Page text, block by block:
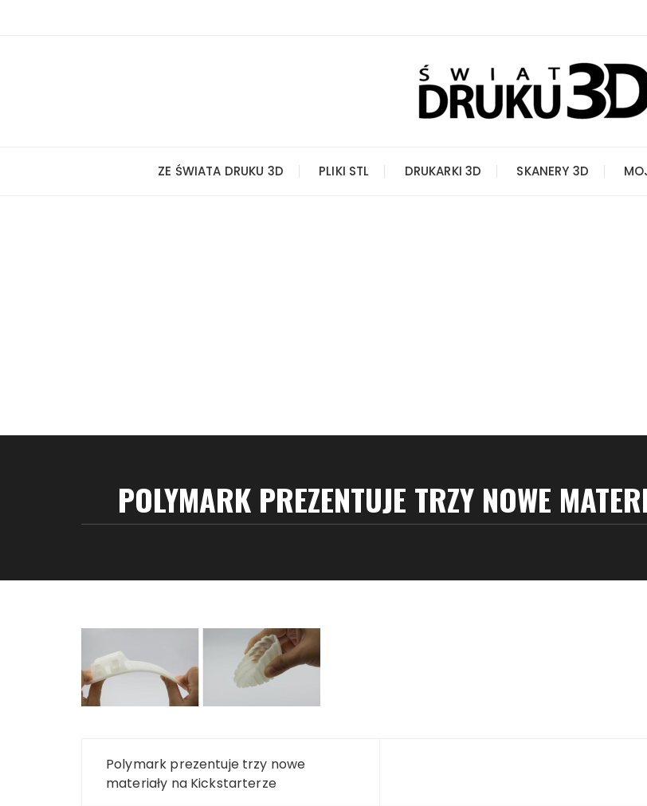
ZE ŚWIATA DRUKU 3D PLIKI STL DRUKARKI 3D SKANERY 3D
POLYMARK PREZENTUJE TRZY NOWE
Nawigacja
wpisu
Polymark prezentuje trzy nowe
materiały na Kickstarterze